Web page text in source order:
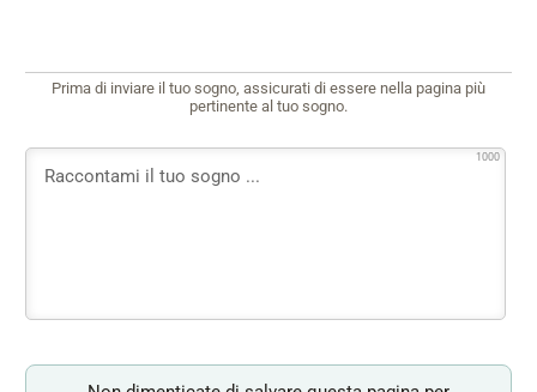
Prima di inviare il tuo sogno, assicurati di essere nella pagina più
pertinente al tuo sogno.
1000